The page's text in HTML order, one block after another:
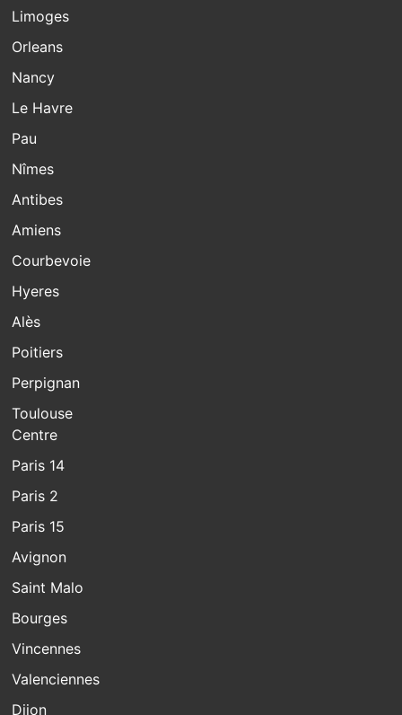
Limoges
Orleans
Nancy
Le Havre
Pau
Nîmes
Antibes
Amiens
Courbevoie
Hyeres
Alès
Poitiers
Perpignan
Toulouse
Centre
Paris 14
Paris 2
Paris 15
Avignon
Saint Malo
Bourges
Vincennes
Valenciennes
Dijon